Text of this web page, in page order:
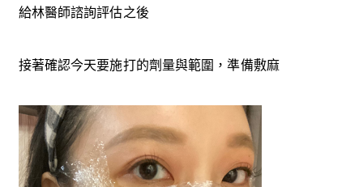
給林醫師諮詢評估之後
接著確認今天要施打的劑量與範圍，準備敷麻